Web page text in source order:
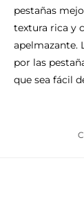
pestañas
textura rica y
apelmazante.
por las
que sea fácil